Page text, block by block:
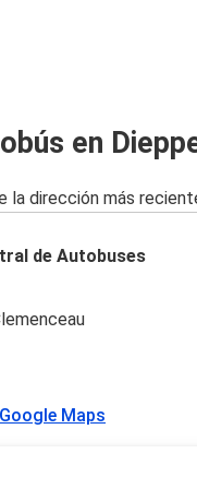
en
la dirección más
de Autobuses
Maps